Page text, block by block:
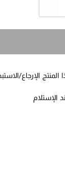
الإرجاع/الاستبدال
الإستلام